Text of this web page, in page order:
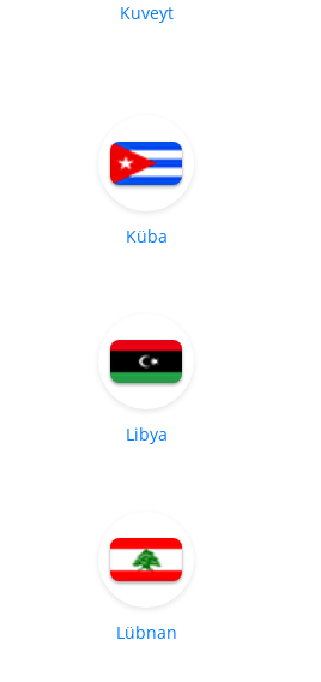
Kuveyt
Küba
Libya
Lübnan